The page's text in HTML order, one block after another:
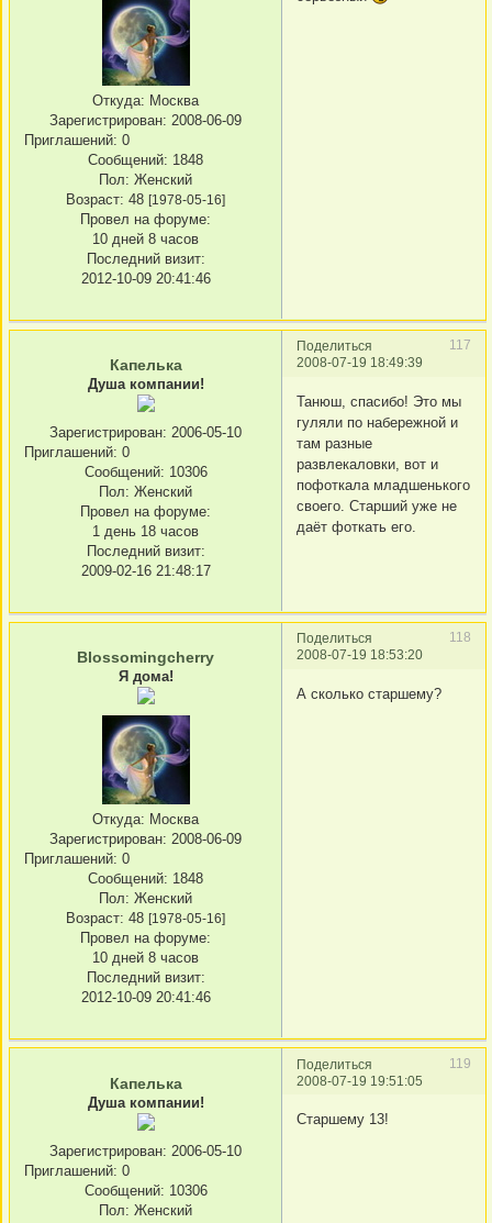
Откуда: Москва
Зарегистрирован: 2008-06-09
Приглашений: 0
Сообщений: 1848
Пол: Женский
Возраст: 48 [1978-05-16]
Провел на форуме:
10 дней 8 часов
Последний визит:
2012-10-09 20:41:46
Поделиться
117
2008-07-19 18:49:39
Капелька
Душа компании!
Зарегистрирован: 2006-05-10
Приглашений: 0
Сообщений: 10306
Пол: Женский
Провел на форуме:
1 день 18 часов
Последний визит:
2009-02-16 21:48:17
Танюш, спасибо! Это мы
гуляли по набережной и
там разные
развлекаловки, вот и
пофоткала младшенького
своего. Старший уже не
даёт фоткать его.
Поделиться
118
2008-07-19 18:53:20
Blossomingcherry
Я дома!
Откуда: Москва
Зарегистрирован: 2008-06-09
Приглашений: 0
Сообщений: 1848
Пол: Женский
Возраст: 48 [1978-05-16]
Провел на форуме:
10 дней 8 часов
Последний визит:
2012-10-09 20:41:46
А сколько старшему?
Поделиться
119
2008-07-19 19:51:05
Капелька
Душа компании!
Зарегистрирован: 2006-05-10
Приглашений: 0
Сообщений: 10306
Пол: Женский
Старшему 13!